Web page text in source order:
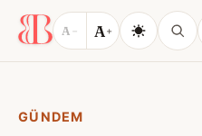
A − A+
GÜNDEM